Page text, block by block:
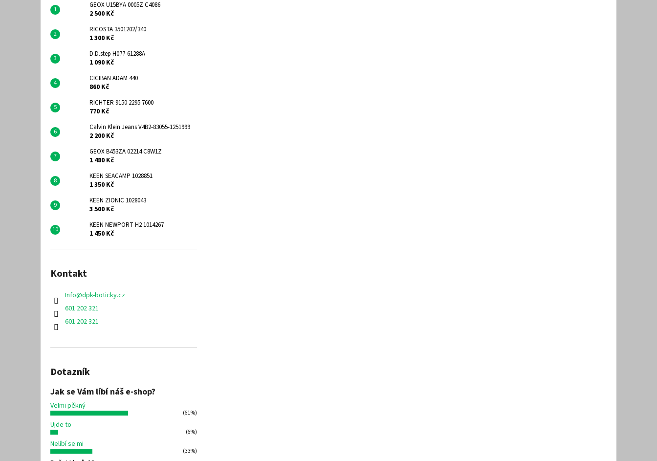
GEOX U15BYA 0005Z C4086
2 500 Kč
RICOSTA 3501202/340
1 300 Kč
D.D.step H077-61288A
1 090 Kč
CICIBAN ADAM 440
860 Kč
RICHTER 9150 2295 7600
770 Kč
Calvin Klein Jeans V4B2-83055-1251999
2 200 Kč
GEOX B453ZA 02214 C8W1Z
1 480 Kč
KEEN SEACAMP 1028851
1 350 Kč
KEEN ZIONIC 1028043
3 500 Kč
KEEN NEWPORT H2 1014267
1 450 Kč
Kontakt
Info@dpk-boticky.cz
601 202 321
601 202 321
Dotazník
Jak se Vám líbí náš e-shop?
Velmi pěkný
(61%)
Ujde to
(6%)
Nelíbí se mi
(33%)